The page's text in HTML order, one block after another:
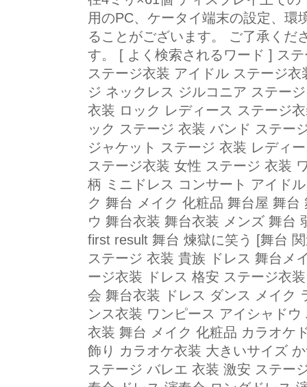
用のPC、ケータイ端末の設定、環
ることがございます。 ご了承くだ
す。 [ よく検索されるワード ] ス
ステージ衣装 アイドル ステージ
ジ ネックレス ジルコニア ステー
衣装 ロック レディース ステージ
ック ステージ 衣装 バンド ステー
ジャケット ステージ 衣装 レディ
ステージ衣装 女性 ステージ 衣装
柄 ミニドレス コンサート アイド
ク 舞台 メイク 化粧品 舞台屋 舞
ウ 舞台衣装 舞台衣装 メンズ 舞台
first result 舞台 煉獄に笑う [舞台
ステージ 衣装 貴族 ドレス 舞台メ
ージ衣装 ドレス 格安 ステージ衣
会 舞台衣装 ドレス ダンス メイク
ンス衣装 ワンピース アイシャド
衣装 舞台 メイク 化粧品 カラオケ
飾り カラオケ衣装 大きいサイズ
ステージ バレエ 衣装 激安 ステー